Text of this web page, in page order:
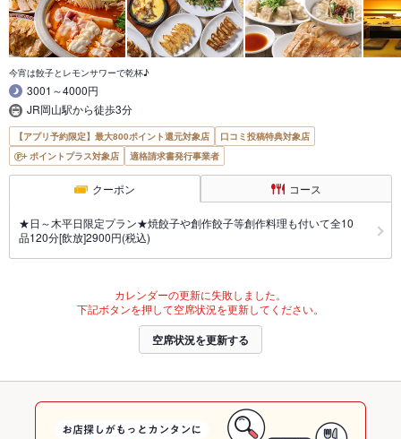
今宵は餃子とレモンサワーで乾杯♪
3001～4000円
JR岡山駅から徒歩3分
【アプリ予約限定】最大800ポイント還元対象店
口コミ投稿特典対象店
ポイントプラス対象店
適格請求書発行事業者
クーポン コース
★日～木平日限定プラン★焼餃子や創作餃子等創作料理も付いて全10
品120分[飲放]2900円(税込)
カレンダーの更新に失敗しました。
下記ボタンを押して空席状況を更新してください。
空席状況を更新する